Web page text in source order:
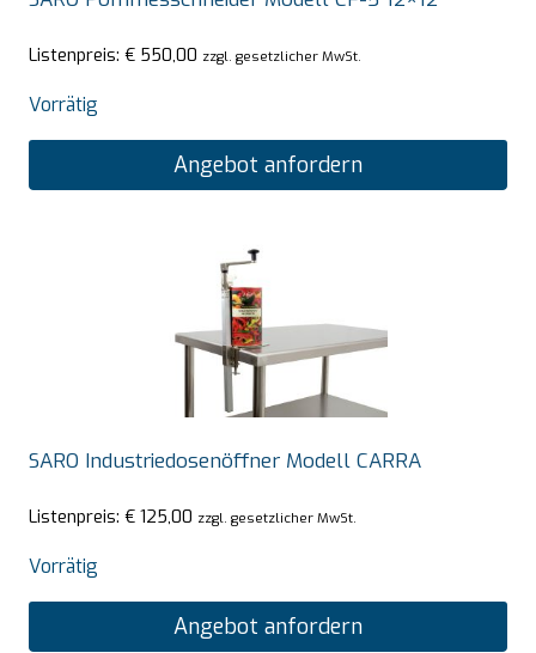
Listenpreis: € 550,00 zzgl. gesetzlicher MwSt.
Vorrätig
Angebot anfordern
SARO Industriedosenöffner Modell CARRA
Listenpreis: € 125,00 zzgl. gesetzlicher MwSt.
Vorrätig
Angebot anfordern